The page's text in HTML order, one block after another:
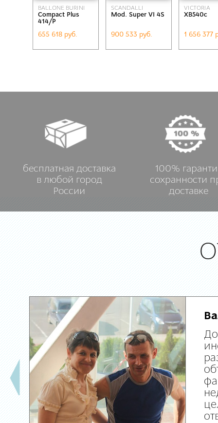
BALLONE BURINI
Compact Plus
414/Р
655 618 руб.
SCANDALLI
Mod. Super VI 4S
900 533 руб.
VICTORIA
XB540c
1 656 377
бесплатная доставка
в любой город
России
100%
сохранности
доставке